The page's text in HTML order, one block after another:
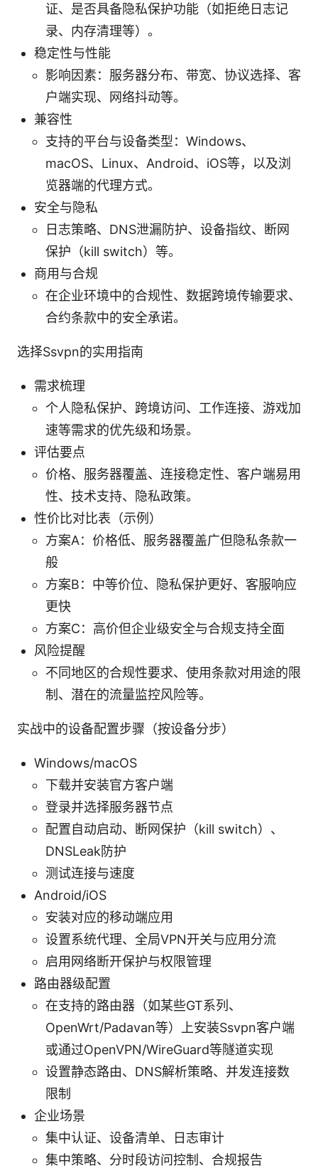
证、是否具备隐私保护功能（如拒绝日志记
录、内存清理等）。
稳定性与性能
影响因素：服务器分布、带宽、协议选择、客
户端实现、网络抖动等。
兼容性
支持的平台与设备类型：Windows、
macOS、Linux、Android、iOS等，以及浏
览器端的代理方式。
安全与隐私
日志策略、DNS泄漏防护、设备指纹、断网
保护（kill switch）等。
商用与合规
在企业环境中的合规性、数据跨境传输要求、
合约条款中的安全承诺。
选择Ssvpn的实用指南
需求梳理
个人隐私保护、跨境访问、工作连接、游戏加
速等需求的优先级和场景。
评估要点
价格、服务器覆盖、连接稳定性、客户端易用
性、技术支持、隐私政策。
性价比对比表（示例）
方案A：价格低、服务器覆盖广但隐私条款一
般
方案B：中等价位、隐私保护更好、客服响应
更快
方案C：高价但企业级安全与合规支持全面
风险提醒
不同地区的合规性要求、使用条款对用途的限
制、潜在的流量监控风险等。
实战中的设备配置步骤（按设备分步）
Windows/macOS
下载并安装官方客户端
登录并选择服务器节点
配置自动启动、断网保护（kill switch）、
DNSLeak防护
测试连接与速度
Android/iOS
安装对应的移动端应用
设置系统代理、全局VPN开关与应用分流
启用网络断开保护与权限管理
路由器级配置
在支持的路由器（如某些GT系列、
OpenWrt/Padavan等）上安装Ssvpn客户端
或通过OpenVPN/WireGuard等隧道实现
设置静态路由、DNS解析策略、并发连接数
限制
企业场景
集中认证、设备清单、日志审计
集中策略、分时段访问控制、合规报告